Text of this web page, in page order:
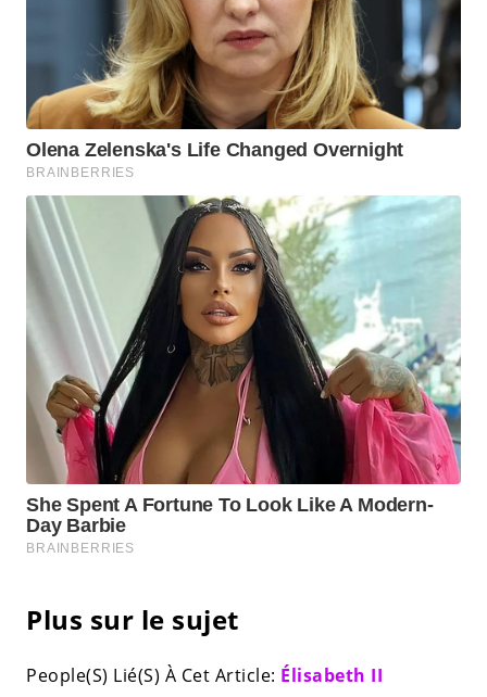
Plus sur le sujet
People(S) Lié(S) À Cet Article: Élisabeth II